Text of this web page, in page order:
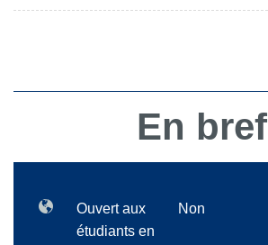
En bref
Ouvert aux
étudiants en
Non